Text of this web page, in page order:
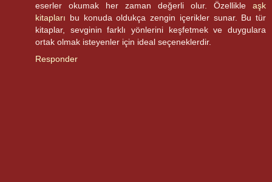
eserler okumak her zaman değerli olur. Özellikle aşk
kitapları bu konuda oldukça zengin içerikler sunar. Bu tür
kitaplar, sevginin farklı yönlerini keşfetmek ve duygulara
ortak olmak isteyenler için ideal seçeneklerdir.
Responder